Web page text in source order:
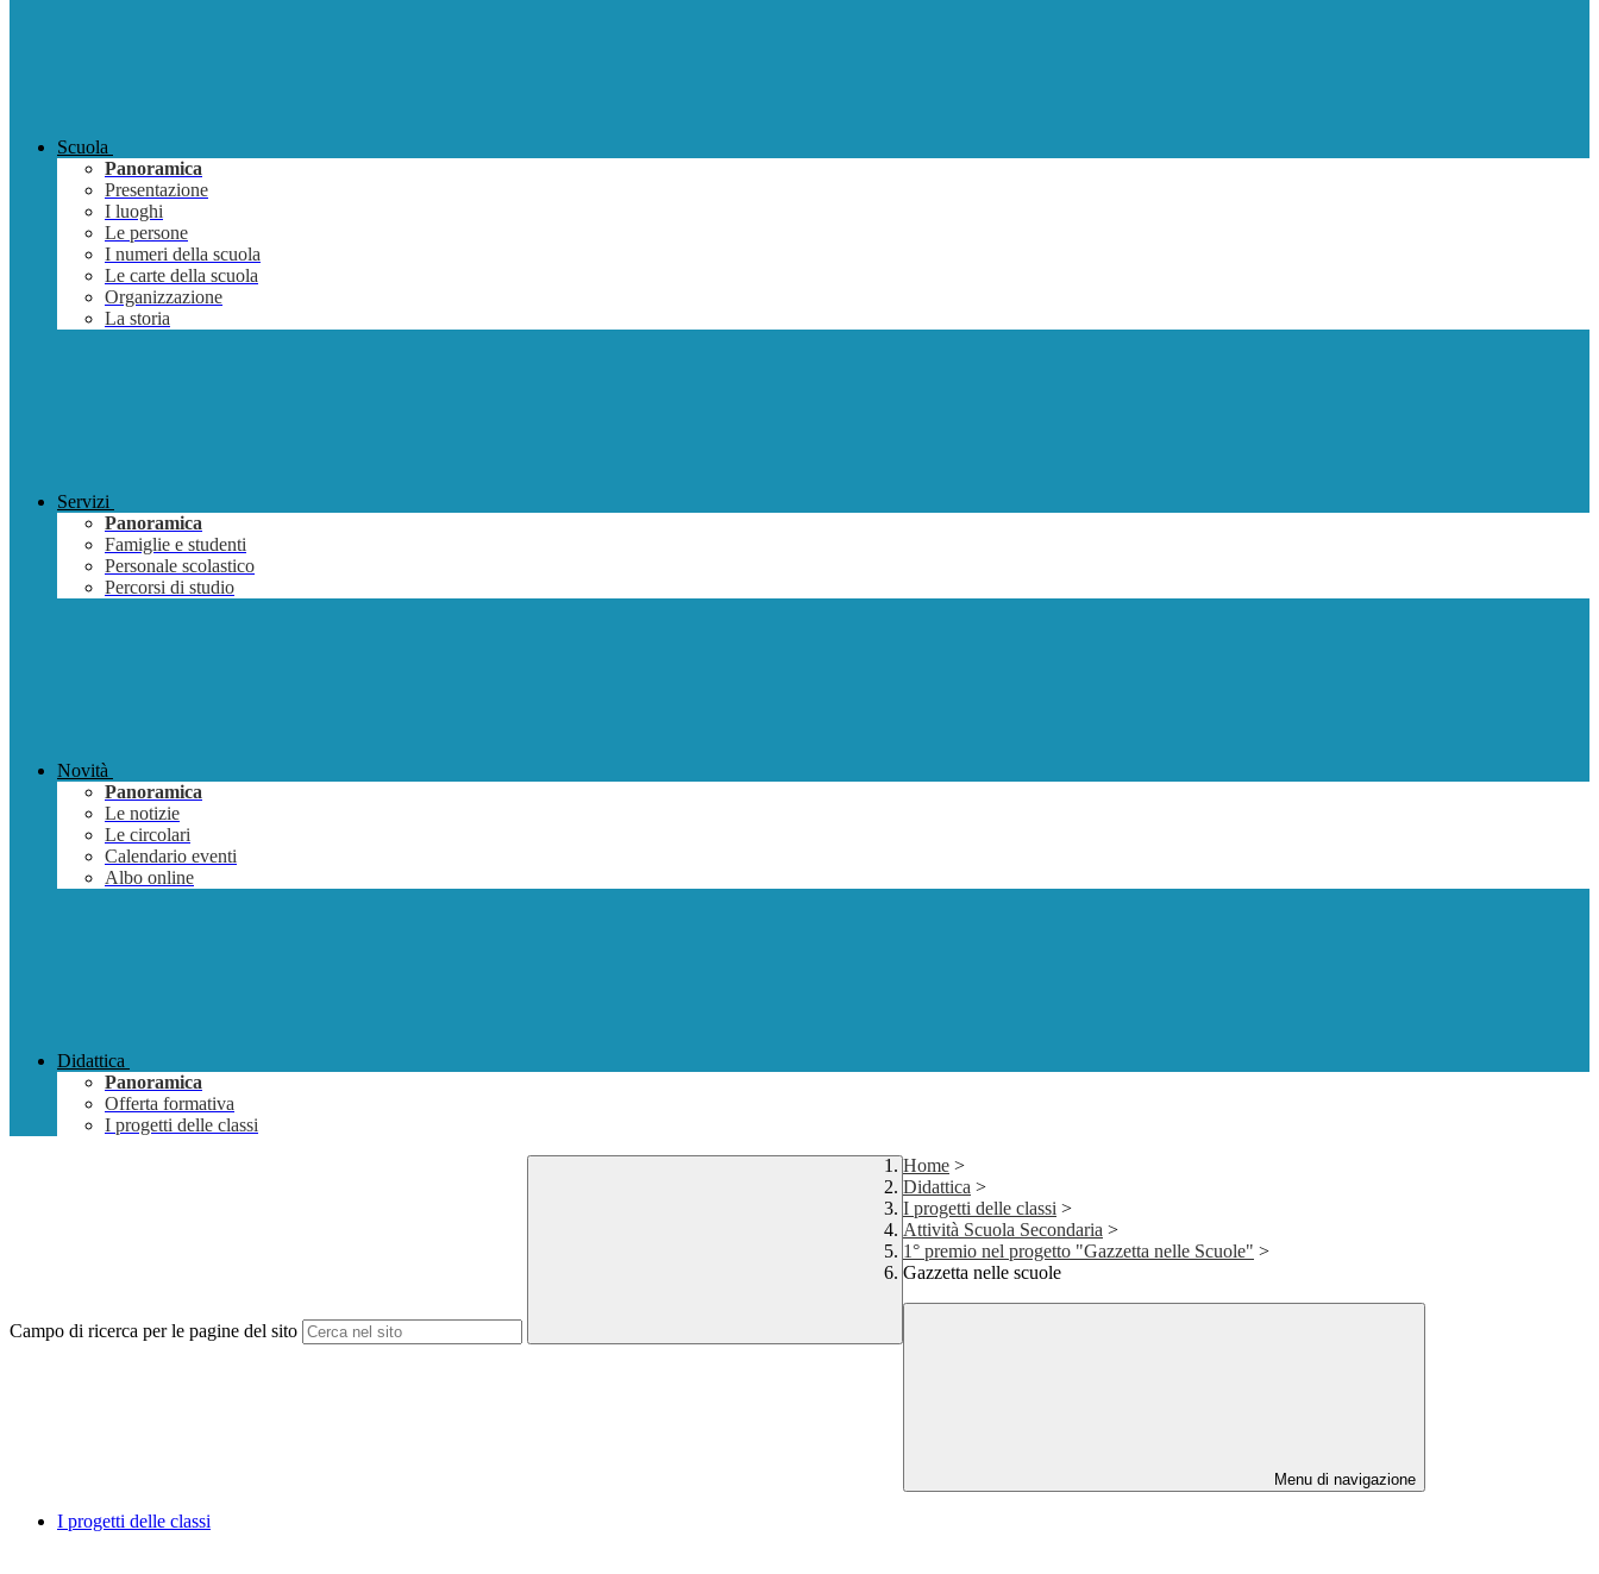
Scuola
Panoramica
Presentazione
I luoghi
Le persone
I numeri della scuola
Le carte della scuola
Organizzazione
La storia
Servizi
Panoramica
Famiglie e studenti
Personale scolastico
Percorsi di studio
Novità
Panoramica
Le notizie
Le circolari
Calendario eventi
Albo online
Didattica
Panoramica
Offerta formativa
I progetti delle classi
Campo di ricerca per le pagine del sito
Home >
Didattica >
I progetti delle classi >
Attività Scuola Secondaria >
1° premio nel progetto "Gazzetta nelle Scuole" >
Gazzetta nelle scuole
Menu di navigazione
I progetti delle classi